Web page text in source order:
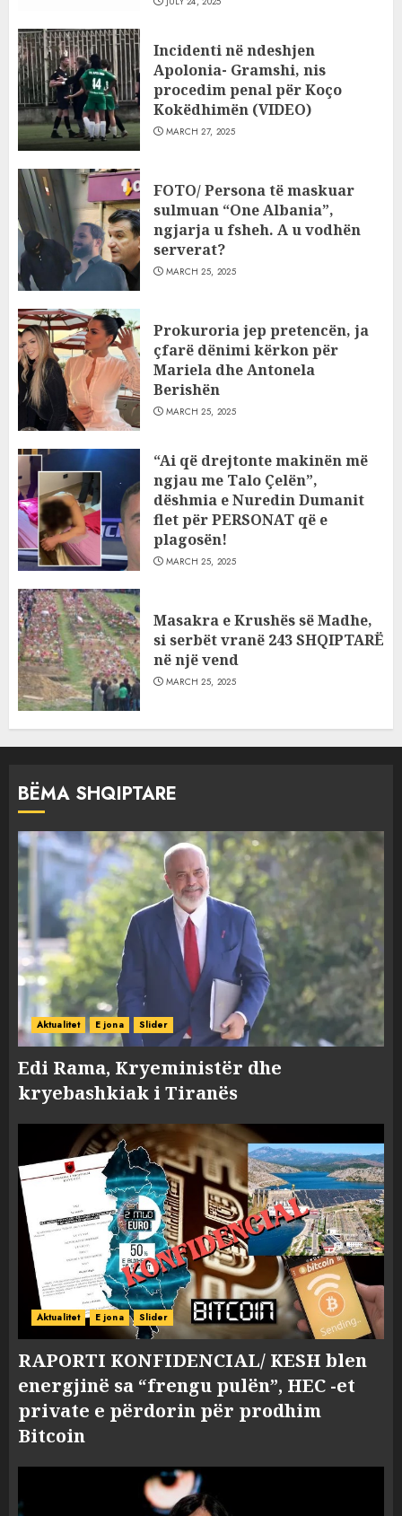
Incidenti në ndeshjen
Apolonia- Gramshi, nis
procedim penal për Koço
Kokëdhimën (VIDEO)
MARCH 27, 2025
FOTO/ Persona të maskuar
sulmuan “One Albania”,
ngjarja u fsheh. A u vodhën
serverat?
MARCH 25, 2025
Prokuroria jep pretencën, ja
çfarë dënimi kërkon për
Mariela dhe Antonela
Berishën
MARCH 25, 2025
“Ai që drejtonte makinën më
ngjau me Talo Çelën”,
dëshmia e Nuredin Dumanit
flet për PERSONAT që e
plagosën!
MARCH 25, 2025
Masakra e Krushës së Madhe,
si serbët vranë 243 SHQIPTARË
në një vend
MARCH 25, 2025
BËMA SHQIPTARE
Aktualitet E jona Slider
Edi Rama, Kryeministër dhe
kryebashkiak i Tiranës
Aktualitet E jona Slider
RAPORTI KONFIDENCIAL/ KESH blen
energjinë sa “frengu pulën”, HEC -et
private e përdorin për prodhim
Bitcoin